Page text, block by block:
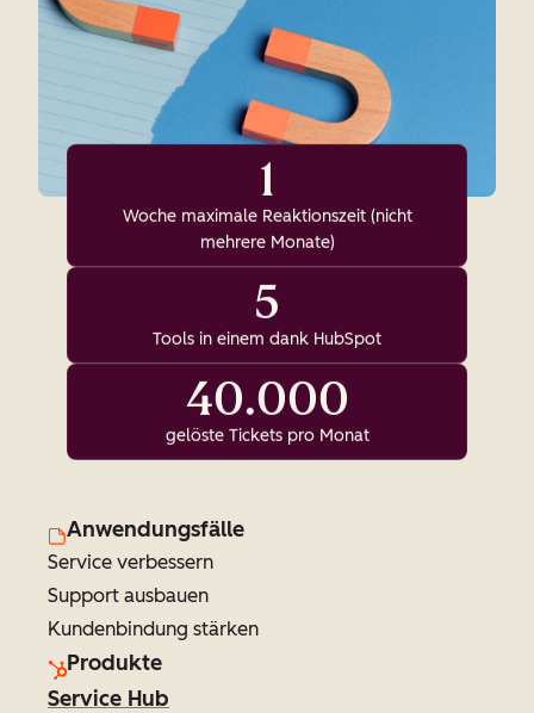
1
Woche maximale Reaktionszeit (nicht
mehrere Monate)
5
Tools in einem dank HubSpot
40.000
gelöste Tickets pro Monat
Anwendungsfälle
Service verbessern
Support ausbauen
Kundenbindung stärken
Produkte
Service Hub